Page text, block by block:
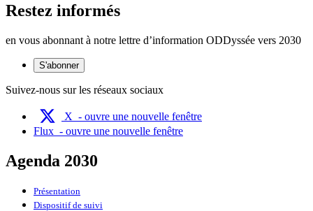
Restez informés
en vous abonnant à notre lettre d’information ODDyssée vers 2030
S'abonner
Suivez-nous sur les réseaux sociaux
X - ouvre une nouvelle fenêtre
Flux - ouvre une nouvelle fenêtre
Agenda 2030
Présentation
Dispositif de suivi